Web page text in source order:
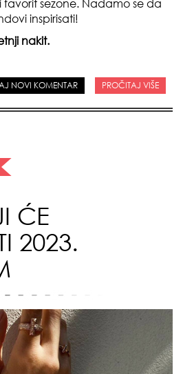
favorit sezone. Nadamo se da
inspirisati!
nakit.
NOVI KOMENTAR PROČITAJ VIŠE
ĆE
2023.